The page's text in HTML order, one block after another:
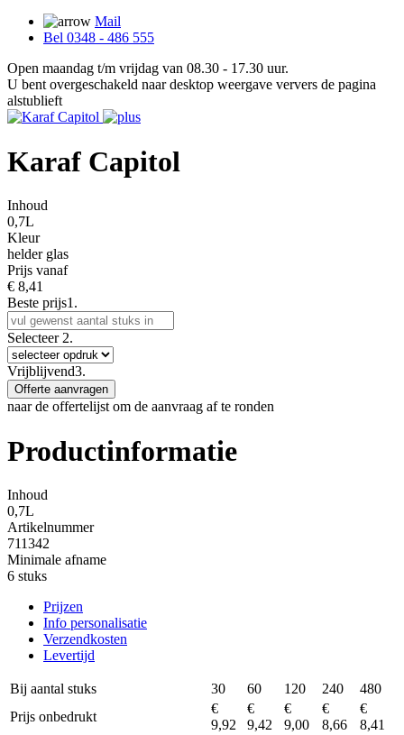
Mail
Bel 0348 - 486 555
Open maandag t/m vrijdag van 08.30 - 17.30 uur.
U bent overgeschakeld naar desktop weergave ververs de pagina
alstublieft
Karaf Capitol
Inhoud
0,7L
Kleur
helder glas
Prijs vanaf
€ 8,41
Beste prijs1.
Selecteer 2.
Vrijblijvend3.
Offerte aanvragen
naar de offertelijst om de aanvraag af te ronden
Productinformatie
Inhoud
0,7L
Artikelnummer
711342
Minimale afname
6 stuks
Prijzen
Info personalisatie
Verzendkosten
Levertijd
Bij aantal stuks 30 60 120 240
480
Prijs onbedrukt
€
9,92
€
9,42
€
9,00
€
8,66
€
8,41